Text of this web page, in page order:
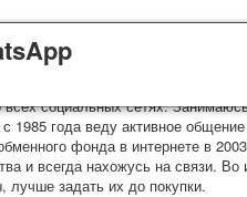
упаковываются и
репринт под заказ,
дней. Отправка
пересылки зависит от веса и
возможна отправка СДЕК
почтовые открытки из частной
всех социальных сетях.
1985 года веду активное
фонда в интернете в
и всегда нахожусь на связи. Во
лучше задать их до покупки.